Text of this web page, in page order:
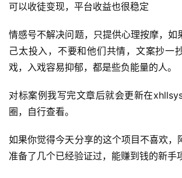
可以收徒变现，平台收益也很稳定
情感号不解决问题，只提供心理按摩，如
己太投入，不要和他们共情，文案抄一
戏，入戏容易抑郁，都是些负能量的人。
对标案例我写完文章后就会更新在
圈，自行查看。
如果你觉得今天分享的这个项目不喜欢，
准备了几个已经验证过，能赚到钱的新手